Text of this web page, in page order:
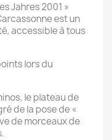
Jahres 2001 »
est un
accessible à tous
lors du
le plateau de
de la pose de «
de morceaux de